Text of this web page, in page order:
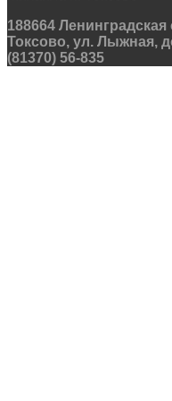
188664
Токсово, ул. Лыжная,
(81370) 56-835